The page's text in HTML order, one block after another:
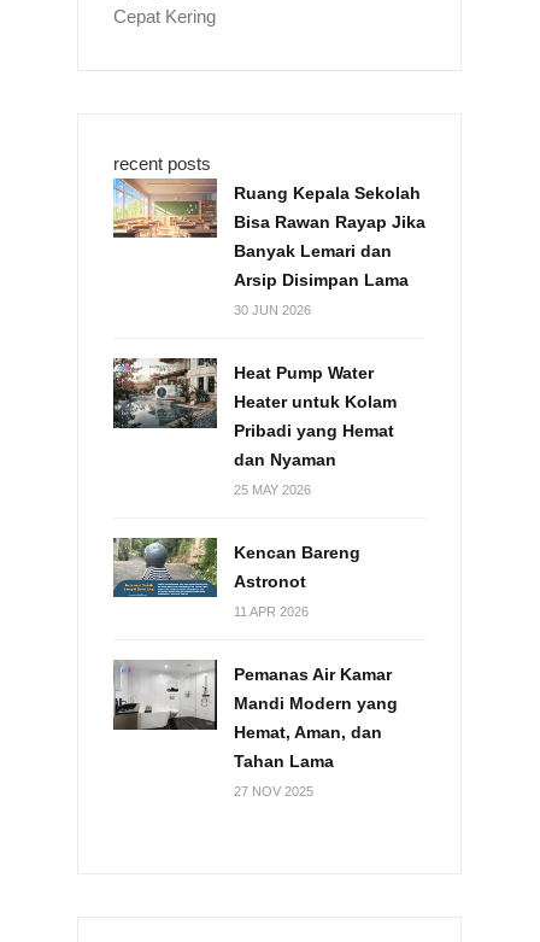
Cepat Kering
recent posts
Ruang Kepala Sekolah
Bisa Rawan Rayap Jika
Banyak Lemari dan
Arsip Disimpan Lama
30 JUN 2026
Heat Pump Water
Heater untuk Kolam
Pribadi yang Hemat
dan Nyaman
25 MAY 2026
Kencan Bareng
Astronot
11 APR 2026
Pemanas Air Kamar
Mandi Modern yang
Hemat, Aman, dan
Tahan Lama
27 NOV 2025